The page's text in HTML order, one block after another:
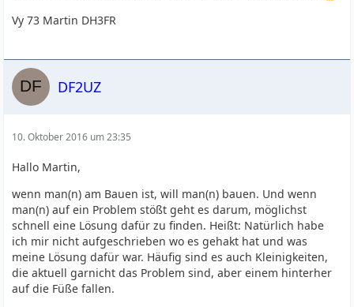
Vy 73 Martin DH3FR
DF2UZ
10. Oktober 2016 um 23:35
Hallo Martin,
wenn man(n) am Bauen ist, will man(n) bauen. Und wenn
man(n) auf ein Problem stößt geht es darum, möglichst
schnell eine Lösung dafür zu finden. Heißt: Natürlich habe
ich mir nicht aufgeschrieben wo es gehakt hat und was
meine Lösung dafür war. Häufig sind es auch Kleinigkeiten,
die aktuell garnicht das Problem sind, aber einem hinterher
auf die Füße fallen.